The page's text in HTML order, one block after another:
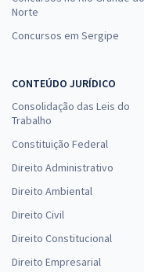
Norte
Concursos em Sergipe
CONTEÚDO JURÍDICO
Consolidação das Leis do
Trabalho
Constituição Federal
Direito Administrativo
Direito Ambiental
Direito Civil
Direito Constitucional
Direito Empresarial